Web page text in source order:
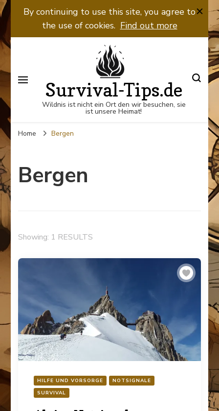
By continuing to use this site, you agree to
the use of cookies. Find out more
Survival-Tips.de
Wildnis ist nicht ein Ort den wir besuchen, sie
ist unsere Heimat!
Home Bergen
Bergen
Showing: 1 RESULTS
HILFE UND VORSORGE
NOTSIGNALE
SURVIVAL